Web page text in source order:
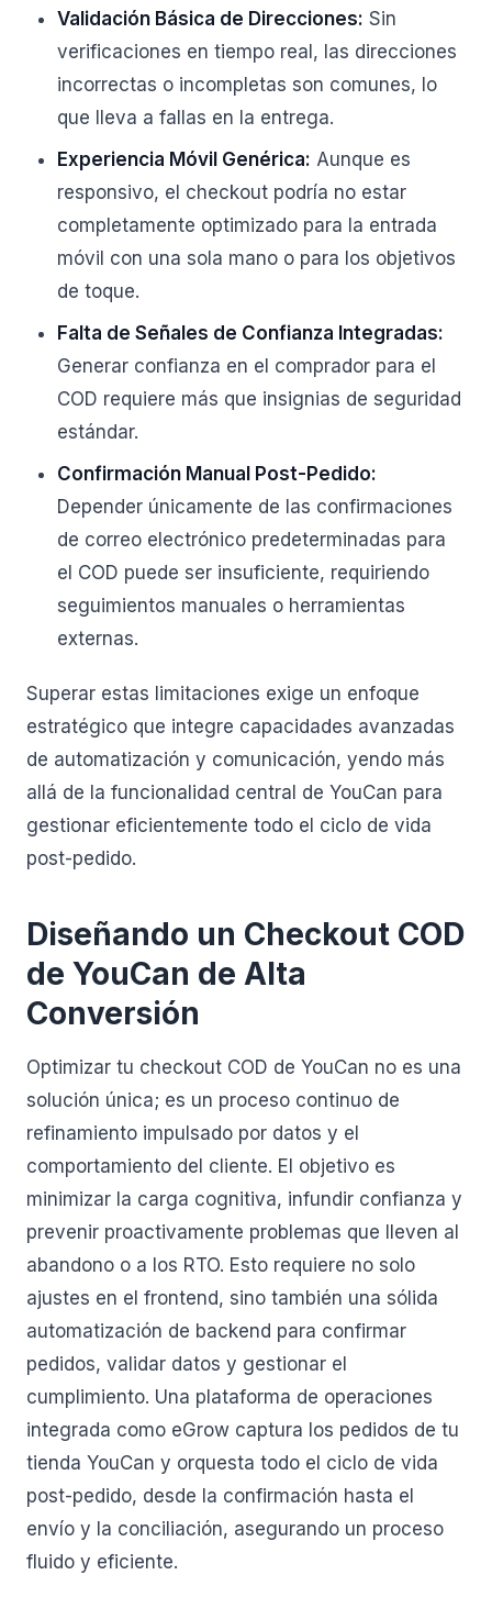
Validación Básica de Direcciones: Sin
verificaciones en tiempo real, las direcciones
incorrectas o incompletas son comunes, lo
que lleva a fallas en la entrega.
Experiencia Móvil Genérica: Aunque es
responsivo, el checkout podría no estar
completamente optimizado para la entrada
móvil con una sola mano o para los objetivos
de toque.
Falta de Señales de Confianza Integradas:
Generar confianza en el comprador para el
COD requiere más que insignias de seguridad
estándar.
Confirmación Manual Post-Pedido:
Depender únicamente de las confirmaciones
de correo electrónico predeterminadas para
el COD puede ser insuficiente, requiriendo
seguimientos manuales o herramientas
externas.
Superar estas limitaciones exige un enfoque
estratégico que integre capacidades avanzadas
de automatización y comunicación, yendo más
allá de la funcionalidad central de YouCan para
gestionar eficientemente todo el ciclo de vida
post-pedido.
Diseñando un Checkout COD
de YouCan de Alta
Conversión
Optimizar tu checkout COD de YouCan no es una
solución única; es un proceso continuo de
refinamiento impulsado por datos y el
comportamiento del cliente. El objetivo es
minimizar la carga cognitiva, infundir confianza y
prevenir proactivamente problemas que lleven al
abandono o a los RTO. Esto requiere no solo
ajustes en el frontend, sino también una sólida
automatización de backend para confirmar
pedidos, validar datos y gestionar el
cumplimiento. Una plataforma de operaciones
integrada como eGrow captura los pedidos de tu
tienda YouCan y orquesta todo el ciclo de vida
post-pedido, desde la confirmación hasta el
envío y la conciliación, asegurando un proceso
fluido y eficiente.